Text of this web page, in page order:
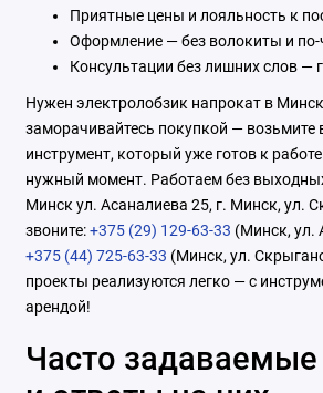
Приятные цены и лояльность к
Оформление — без волокиты и по-
Консультации без лишних слов —
Нужен электролобзик напрокат в
заморачивайтесь покупкой — возьмите
инструмент, который уже готов к
нужный момент. Работаем без
Минск ул. Асаналиева 25, г. Минск, ул.
звоните:+375 (29) 129-63-33 (Минск, ул.
+375 (44) 725-63-33 (Минск, ул.
проекты реализуются легко — с
арендой!
Часто